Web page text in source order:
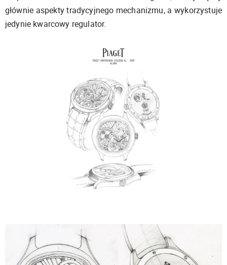
głównie aspekty tradycyjnego mechanizmu, a wykorzystuje
jedynie kwarcowy regulator.